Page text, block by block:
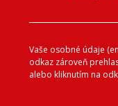
Vaše osobné údaje
odkaz zároveň
alebo kliknutím na